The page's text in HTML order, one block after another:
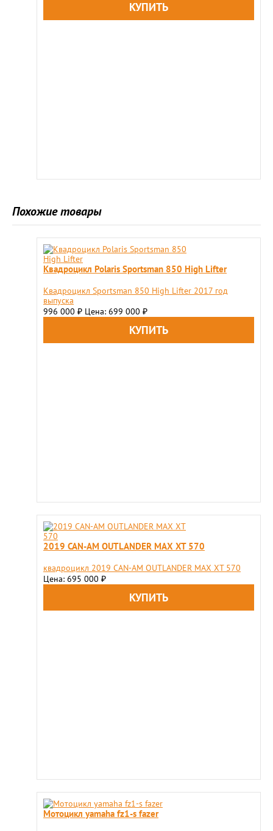
Похожие товары
Квадроцикл Polaris Sportsman 850 High Lifter
Квадроцикл Sportsman 850 High Lifter 2017 год
выпуска
996 000 ₽ Цена: 699 000 ₽
2019 CAN-AM OUTLANDER MAX XT 570
квадроцикл 2019 CAN-AM OUTLANDER MAX XT 570
Цена: 695 000 ₽
Мотоцикл yamaha fz1-s fazer